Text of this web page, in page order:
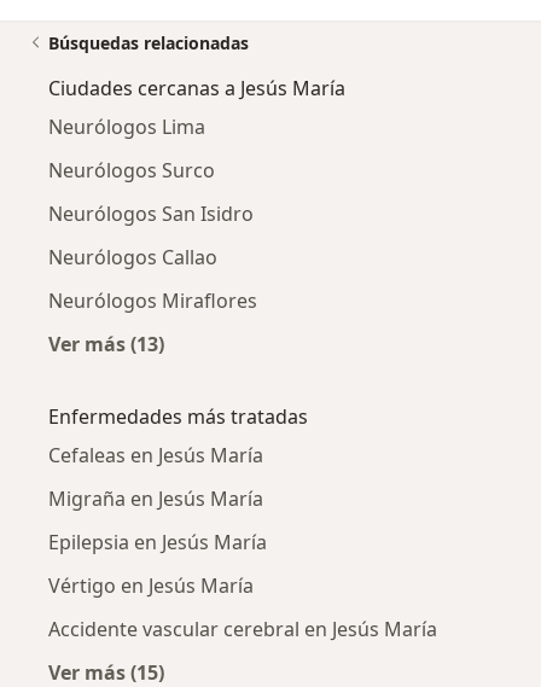
Búsquedas relacionadas
Ciudades cercanas a Jesús María
Neurólogos Lima
Neurólogos Surco
Neurólogos San Isidro
Neurólogos Callao
Neurólogos Miraflores
Ver más (13)
Enfermedades más tratadas
Cefaleas en Jesús María
Migraña en Jesús María
Epilepsia en Jesús María
Vértigo en Jesús María
Accidente vascular cerebral en Jesús María
Ver más (15)